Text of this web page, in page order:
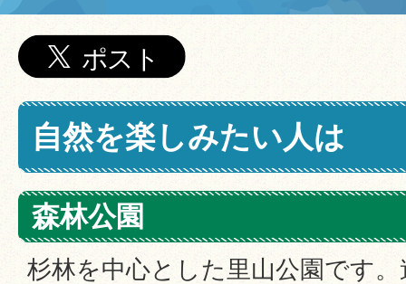
自然を楽しみたい人は
森林公園
杉林を中心とした里山公園です